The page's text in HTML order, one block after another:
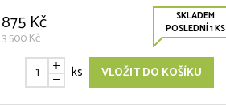
875 Kč
3 500 Kč
SKLADEM
POSLEDNÍ 1 KS
ks VLOŽIT DO KOŠÍKU